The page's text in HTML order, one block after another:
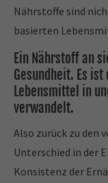
Nährstoffe sind
basierten
Ein Nährstoff an
Gesundheit. Es
Lebensmittel in
verwandelt.
Also zurück zu den
Unterschied in der
Konsistenz der